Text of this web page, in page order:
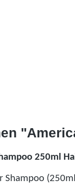
250ml
Shampoo